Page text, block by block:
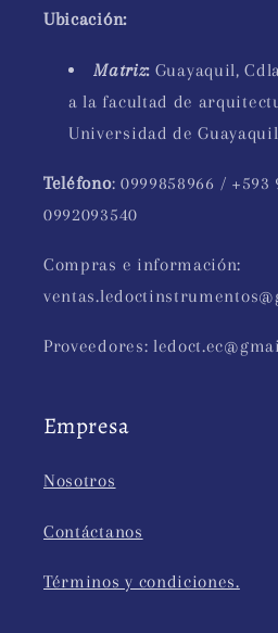
Ubicación:
Matriz: Guayaquil,
a la facultad de
Universidad de
Teléfono: 0999858966 / +593
0992093540
Compras e información:
Proveedores:
Empresa
Nosotros
Contáctanos
Términos y condiciones.